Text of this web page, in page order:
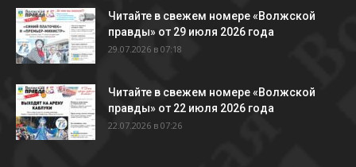
Читайте в свежем номере «Волжской
правды» от 29 июля 2026 года
29.07.2026 в 07:18
Читайте в свежем номере «Волжской
правды» от 22 июля 2026 года
22.07.2026 в 07:26